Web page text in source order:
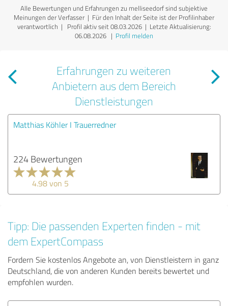
Alle Bewertungen und Erfahrungen zu melliseedorf sind subjektive
Meinungen der Verfasser | Für den Inhalt der Seite ist der Profilinhaber
verantwortlich | Profil aktiv seit 08.03.2026 | Letzte Aktualisierung:
06.08.2026 | Profil melden
Erfahrungen zu weiteren
Anbietern aus dem Bereich
Dienstleistungen
Matthias Köhler I Trauerredner
224 Bewertungen
4.98 von 5
Tipp: Die passenden Experten finden - mit
dem ExpertCompass
Fordern Sie kostenlos Angebote an, von Dienstleistern in ganz
Deutschland, die von anderen Kunden bereits bewertet und
empfohlen wurden.